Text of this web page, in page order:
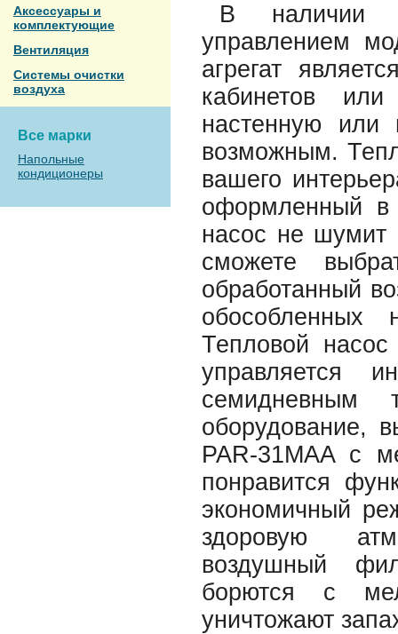
Аксессуары и
комплектующие
Вентиляция
Системы очистки
воздуха
Все марки
Напольные
кондиционеры
В наличии
управлением
агрегат
кабинетов
настенную или
возможным.
вашего
оформленный в
насос не
сможете
обработанный
Тепловой
управляется
семидневным
оборудование,
PAR-31MAA с
понравится
экономичный
здоровую
воздушный
борются с
уничтожают